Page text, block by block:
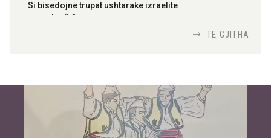
Si bisedojnë trupat ushtarake izraelite
me robotët?
inteligjente izraelite
TË GJITHA